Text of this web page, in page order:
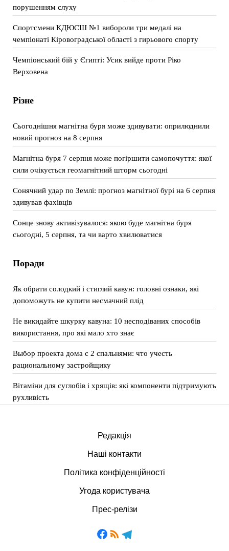
порушенням слуху
Спортсмени КДЮСШ №1 вибороли три медалі на
чемпіонаті Кіровоградської області з гирьового спорту
Чемпіонський бій у Єгипті: Усик вийде проти Ріко
Верховена
Різне
Сьогоднішня магнітна буря може здивувати: оприлюднили
новий прогноз на 8 серпня
Магнітна буря 7 серпня може погіршити самопочуття: якої
сили очікується геомагнітний шторм сьогодні
Сонячний удар по Землі: прогноз магнітної бурі на 6 серпня
здивував фахівців
Сонце знову активізувалося: якою буде магнітна буря
сьогодні, 5 серпня, та чи варто хвилюватися
Поради
Як обрати солодкий і стиглий кавун: головні ознаки, які
допоможуть не купити несмачний плід
Не викидайте шкурку кавуна: 10 несподіваних способів
використання, про які мало хто знає
Выбор проекта дома с 2 спальнями: что учесть
рациональному застройщику
Вітаміни для суглобів і хрящів: які компоненти підтримують
рухливість
Редакція
Наші контакти
Політика конфіденційності
Угода користувача
Прес-релізи